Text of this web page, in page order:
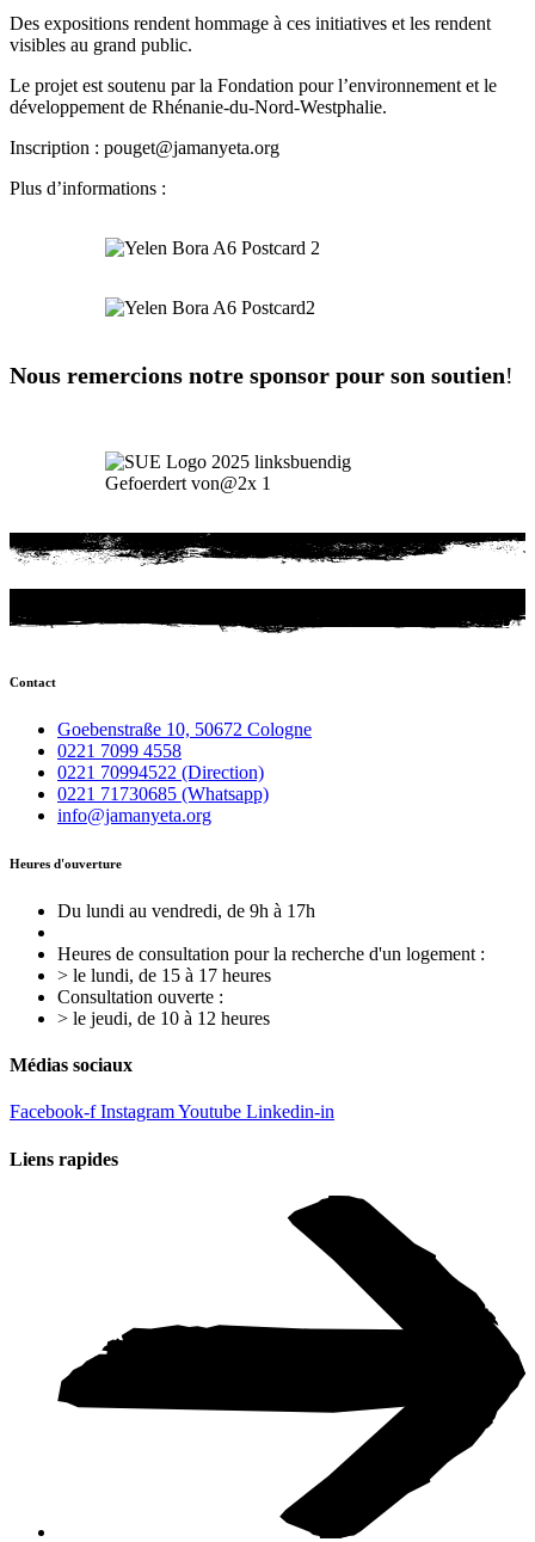
Des expositions rendent hommage à ces initiatives et les rendent
visibles au grand public.
Le projet est soutenu par la Fondation pour l’environnement et le
développement de Rhénanie-du-Nord-Westphalie.
Inscription : pouget@jamanyeta.org
Plus d’informations :
Nous remercions notre sponsor pour son soutien!
Contact
Goebenstraße 10, 50672 Cologne
0221 7099 4558
0221 70994522 (Direction)
0221 71730685 (Whatsapp)
info@jamanyeta.org
Heures d'ouverture
Du lundi au vendredi, de 9h à 17h
Heures de consultation pour la recherche d'un logement :
> le lundi, de 15 à 17 heures
Consultation ouverte :
> le jeudi, de 10 à 12 heures
Médias sociaux
Facebook-f InstagramYoutube Linkedin-in
Liens rapides